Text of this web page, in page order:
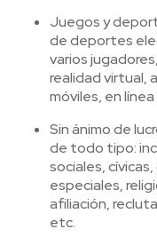
Juegos y
de deportes
varios
realidad virtual,
móviles, en
Sin ánimo de
de todo tipo:
sociales,
especiales,
afiliación,
etc.